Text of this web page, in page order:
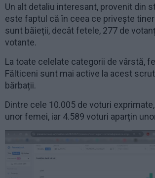
Un alt detaliu interesant, provenit din
este faptul că în ceea ce privește
sunt băieții, decât fetele, 277 de
votante.
La toate celelate categorii de vârstă,
Fălticeni sunt mai active la acest
bărbații.
Dintre cele 10.005 de voturi
unor femei, iar 4.589 voturi aparțin